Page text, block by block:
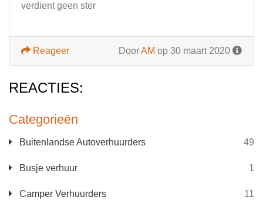
Categorieën
Buitenlandse Autoverhuurders 49
Busje verhuur 1
Camper Verhuurders 11
verdient geen ster
DoorAM op 30 maart 2020
Reageer
REACTIES: